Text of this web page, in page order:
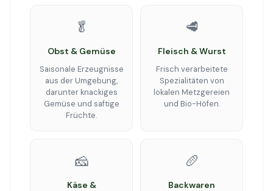
🥬
Obst & Gemüse
Saisonale Erzeugnisse
aus der Umgebung,
darunter knackiges
Gemüse und saftige
Früchte.
🥩
Fleisch & Wurst
Frisch verarbeitete
Spezialitäten von
lokalen Metzgereien
und Bio-Höfen.
🧀
Käse &
🥖
Backwaren